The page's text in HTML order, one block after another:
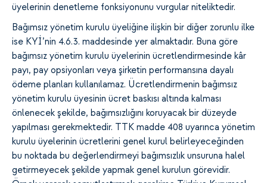
üyelerinin denetleme fonksiyonunu vurgular niteliktedir.
Bağımsız yönetim kurulu üyeliğine ilişkin bir diğer zorunlu ilke
ise KYİ’nin 4.6.3. maddesinde yer almaktadır. Buna göre
bağımsız yönetim kurulu üyelerinin ücretlendirmesinde kâr
payı, pay opsiyonları veya şirketin performansına dayalı
ödeme planları kullanılamaz. Ücretlendirmenin bağımsız
yönetim kurulu üyesinin ücret baskısı altında kalması
önlenecek şekilde, bağımsızlığını koruyacak bir düzeyde
yapılması gerekmektedir. TTK madde 408 uyarınca yönetim
kurulu üyelerinin ücretlerini genel kurul belirleyeceğinden
bu noktada bu değerlendirmeyi bağımsızlık unsuruna halel
getirmeyecek şekilde yapmak genel kurulun görevidir.